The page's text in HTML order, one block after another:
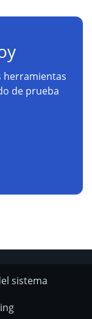
herramientas
de prueba
sistema